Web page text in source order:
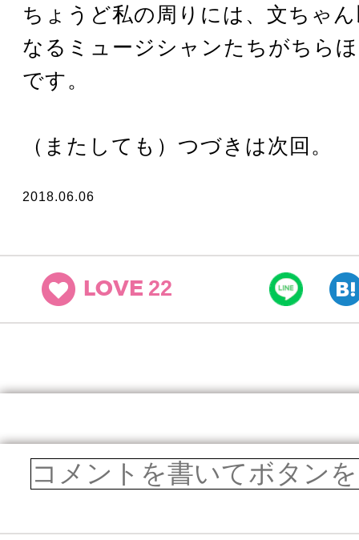
ちょうど私の周りには、文ちゃ
なるミュージシャンたちがちら
です。
（またしても）つづきは次回。
2018.06.06
LOVE 22